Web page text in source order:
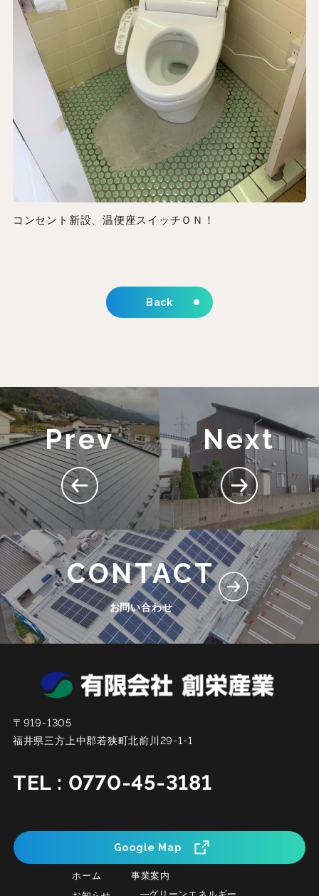
コンセント新設、温便座スイッチＯＮ！
Back
Prev Next
CONTACT
お問い合わせ
〒919-1305
福井県三方上中郡若狭町北前川29-1-1
TEL : 0770-45-3181
Google Map
ホーム
事業案内